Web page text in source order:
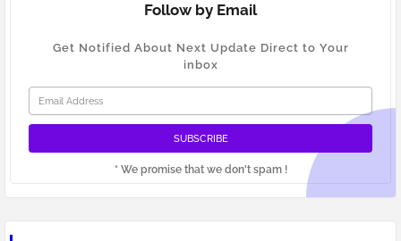
Follow by Email
Get Notified About Next Update Direct to Your
inbox
* We promise that we don't spam !